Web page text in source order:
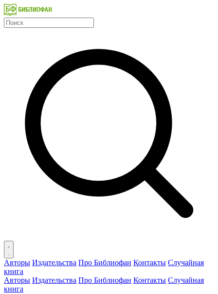
Авторы Издательства Про Библиофан Контакты Случайная
книга
Авторы Издательства Про Библиофан Контакты Случайная
книга